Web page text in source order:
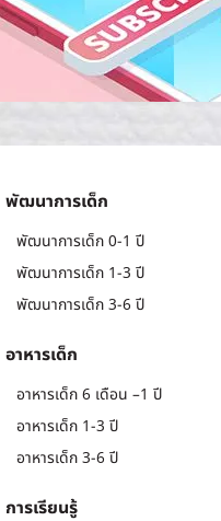
พัฒนาการเด็ก
พัฒนาการเด็ก 0-1 ปี
พัฒนาการเด็ก 1-3 ปี
พัฒนาการเด็ก 3-6 ปี
อาหารเด็ก
อาหารเด็ก 6 เดือน –1 ปี
อาหารเด็ก 1-3 ปี
อาหารเด็ก 3-6 ปี
การเรียนรู้